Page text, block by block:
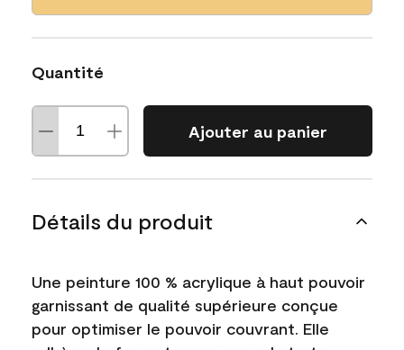
Quantité
Ajouter au panier
Détails du produit
Une peinture 100 % acrylique à haut pouvoir
garnissant de qualité supérieure conçue
pour optimiser le pouvoir couvrant. Elle